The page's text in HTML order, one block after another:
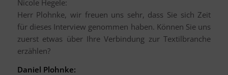
Nicole Hegele:
Herr Plohnke, wir freuen uns sehr, dass Sie sich Zeit
für dieses Interview genommen haben. Können Sie uns
zuerst etwas über Ihre Verbindung zur Textilbranche
erzählen?
Daniel Plohnke: